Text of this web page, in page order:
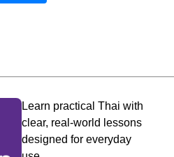
Learn practical Thai with
clear, real-world lessons
designed for everyday